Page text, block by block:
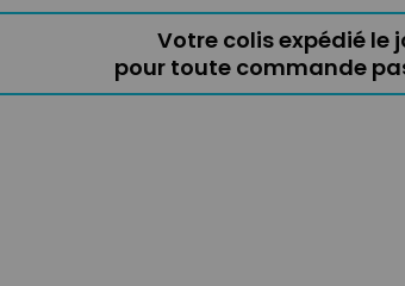
Votre colis expédié le
pour toute commande